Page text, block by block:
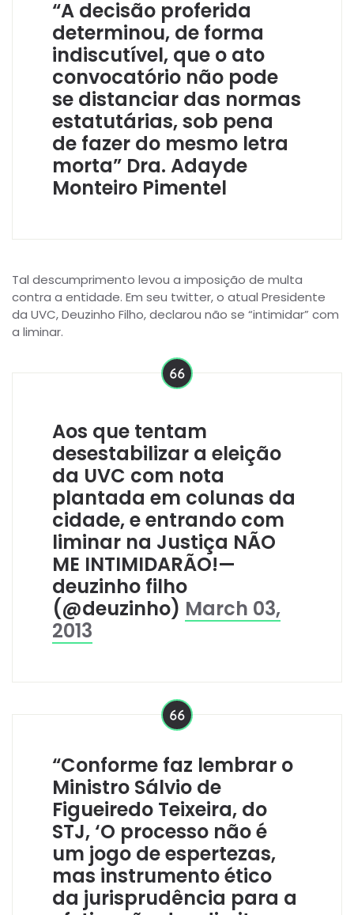
“A decisão proferida
determinou, de forma
indiscutível, que o ato
convocatório não pode
se distanciar das normas
estatutárias, sob pena
de fazer do mesmo letra
morta” Dra. Adayde
Monteiro Pimentel
Tal descumprimento levou a imposição de multa
contra a entidade. Em seu twitter, o atual Presidente
da UVC, Deuzinho Filho, declarou não se “intimidar” com
a liminar.
Aos que tentam
desestabilizar a eleição
da UVC com nota
plantada em colunas da
cidade, e entrando com
liminar na Justiça NÃO
ME INTIMIDARÃO!—
deuzinho filho
(@deuzinho) March 03,
2013
“Conforme faz lembrar o
Ministro Sálvio de
Figueiredo Teixeira, do
STJ, ‘O processo não é
um jogo de espertezas,
mas instrumento ético
da jurisprudência para a